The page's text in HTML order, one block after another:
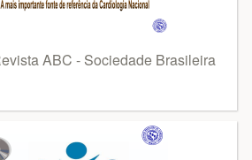
ABC - Sociedade Brasileira